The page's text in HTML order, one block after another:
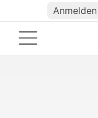
Anmelden